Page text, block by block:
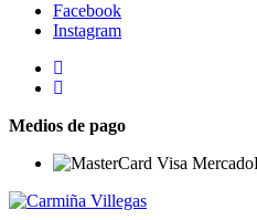
Facebook
Instagram
Medios de pago